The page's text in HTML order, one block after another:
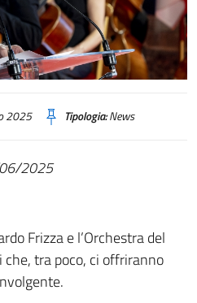
2025 Tipologia:News
06/2025
Frizza e l’Orchestra del
che, tra poco, ci offriranno